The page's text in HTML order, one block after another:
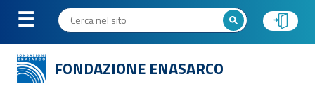
FONDAZIONE ENASARCO